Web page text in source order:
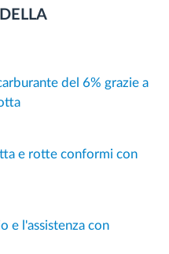
del 6% grazie a
e rotte conformi con
e l'assistenza con